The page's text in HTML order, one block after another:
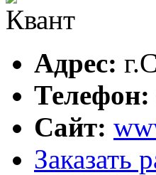
Адрес: г.
Телефон:
Сайт:
Заказать